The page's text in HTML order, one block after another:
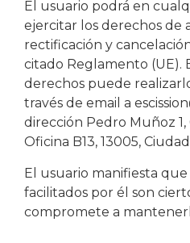
El usuario podrá en
ejercitar los derechos de
rectificación y
citado Reglamento (UE).
derechos puede
través de email a
dirección Pedro Muñoz
Oficina B13, 13005,
El usuario manifiesta
facilitados por él son
compromete a